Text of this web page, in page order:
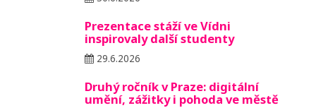
Prezentace stáží ve Vídni
inspirovaly další studenty
29.6.2026
Druhý ročník v Praze: digitální
umění, zážitky i pohoda ve městě